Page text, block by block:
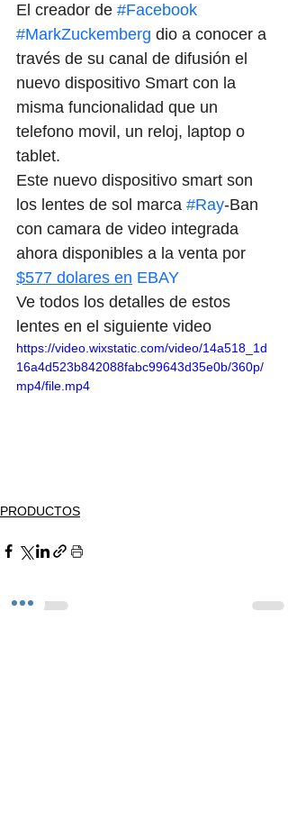
El creador de #Facebook
#MarkZuckemberg dio a conocer a
través de su canal de difusión el
nuevo dispositivo Smart con la
misma funcionalidad que un
telefono movil, un reloj, laptop o
tablet.
Este nuevo dispositivo smart son
los lentes de sol marca #Ray-Ban
con camara de video integrada
ahora disponibles a la venta por
$577 dolares en EBAY
Ve todos los detalles de estos
lentes en el siguiente video
https://video.wixstatic.com/video/14a518_1d
16a4d523b842088fabc99643d35e0b/360p/
mp4/file.mp4
PRODUCTOS